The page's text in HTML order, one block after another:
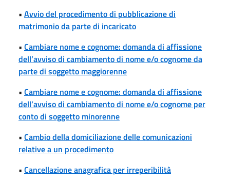
• Avvio del procedimento di pubblicazione di
matrimonio da parte di incaricato
• Cambiare nome e cognome: domanda di affissione
dell’avviso di cambiamento di nome e/o cognome da
parte di soggetto maggiorenne
• Cambiare nome e cognome: domanda di affissione
dell’avviso di cambiamento di nome e/o cognome per
conto di soggetto minorenne
• Cambio della domiciliazione delle comunicazioni
relative a un procedimento
• Cancellazione anagrafica per irreperibilità